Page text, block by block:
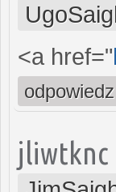
<a href="
odpowiedz
jliwtknc